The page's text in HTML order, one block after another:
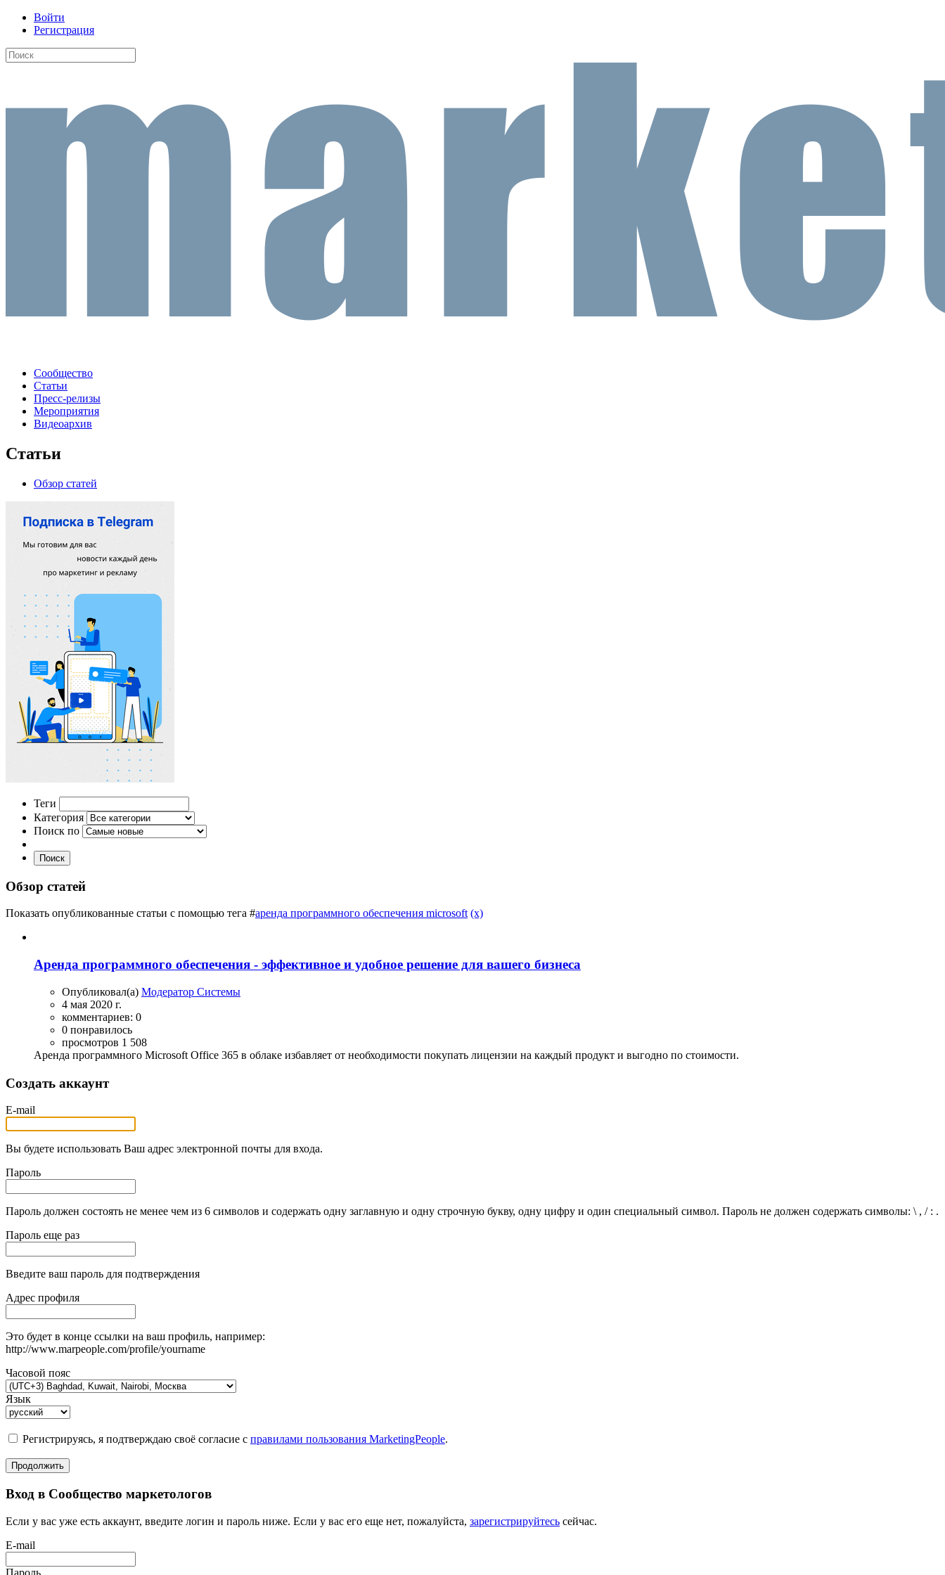
Войти
Регистрация
Сообщество
Статьи
Пресс-релизы
Мероприятия
Видеоархив
Статьи
Обзор статей
Теги
Категория
Поиск по
Поиск
Обзор статей
Показать опубликованные статьи с помощью тега #аренда программного обеспечения microsoft (x)
Аренда программного обеспечения - эффективное и удобное решение для вашего бизнеса
Опубликовал(а) Модератор Системы
4 мая 2020 г.
комментариев: 0
0 понравилось
просмотров 1 508
Аренда программного Microsoft Office 365 в облаке избавляет от необходимости покупать лицензии на каждый продукт и выгодно по стоимости.
Создать аккаунт
E-mail
Вы будете использовать Ваш адрес электронной почты для входа.
Пароль
Пароль должен состоять не менее чем из 6 символов и содержать одну заглавную и одну строчную букву, одну цифру и один специальный символ. Пароль не должен содержать символы: \ , / : .
Пароль еще раз
Введите ваш пароль для подтверждения
Адрес профиля
Это будет в конце ссылки на ваш профиль, например:
http://www.marpeople.com/profile/yourname
Часовой пояс
Язык
Регистрируясь, я подтверждаю своё согласие с правилами пользования MarketingPeople.
Продолжить
Вход в Сообщество маркетологов
Если у вас уже есть аккаунт, введите логин и пароль ниже. Если у вас его еще нет, пожалуйста, зарегистрируйтесь сейчас.
E-mail
Пароль